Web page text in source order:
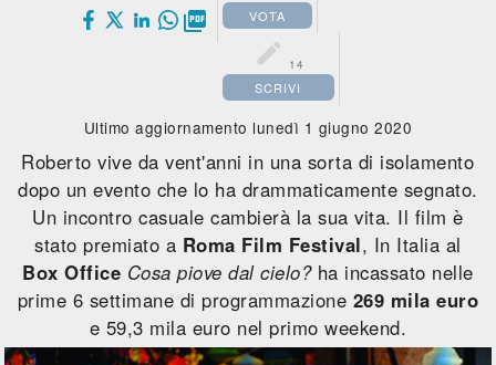
 VOTA
 14
SCRIVI
Ultimo aggiornamento lunedì 1 giugno 2020
Roberto vive da vent'anni in una sorta di isolamento
dopo un evento che lo ha drammaticamente segnato.
Un incontro casuale cambierà la sua vita. Il film è
stato premiato a Roma Film Festival, In Italia al
Box Office Cosa piove dal cielo?ha incassato nelle
prime 6 settimane di programmazione 269 mila euro
e 59,3 mila euro nel primo weekend.